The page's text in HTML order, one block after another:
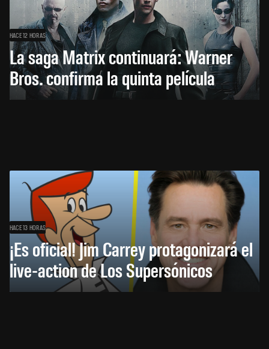
HACE 12 HORAS
La saga Matrix continuará: Warner
Bros. confirma la quinta película
HACE 13 HORAS
¡Es oficial! Jim Carrey protagonizará el
live-action de Los Supersónicos